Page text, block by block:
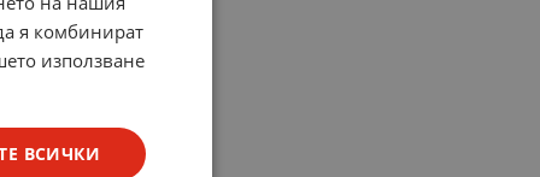
я комбинират
използване
ВСИЧКИ